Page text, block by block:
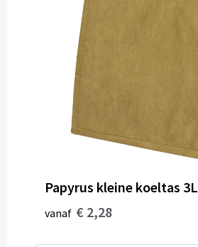
Papyrus kleine koeltas 3L
vanaf € 2,28